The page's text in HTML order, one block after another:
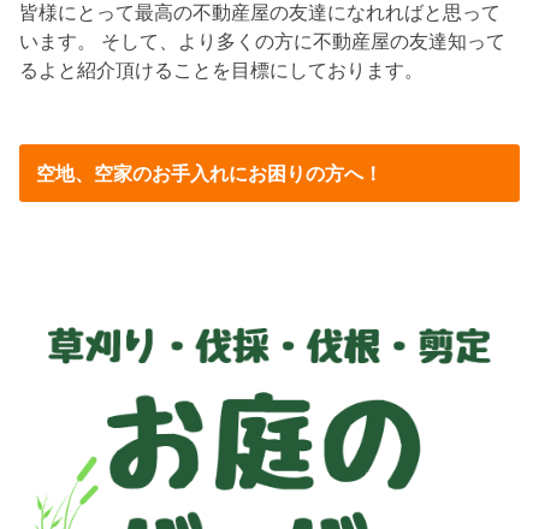
皆様にとって最高の不動産屋の友達になれればと思って
います。 そして、より多くの方に不動産屋の友達知って
るよと紹介頂けることを目標にしております。
空地、空家のお手入れにお困りの方へ！